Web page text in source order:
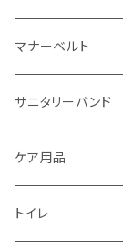
マナーベルト
サニタリーバンド
ケア用品
トイレ